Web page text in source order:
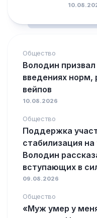
Общество
Володин
введениях
вейпов
10.08.2026
Общество
Поддержка
стабилизация
Володин
вступающих в
09.08.2026
Общество
«Муж умер у